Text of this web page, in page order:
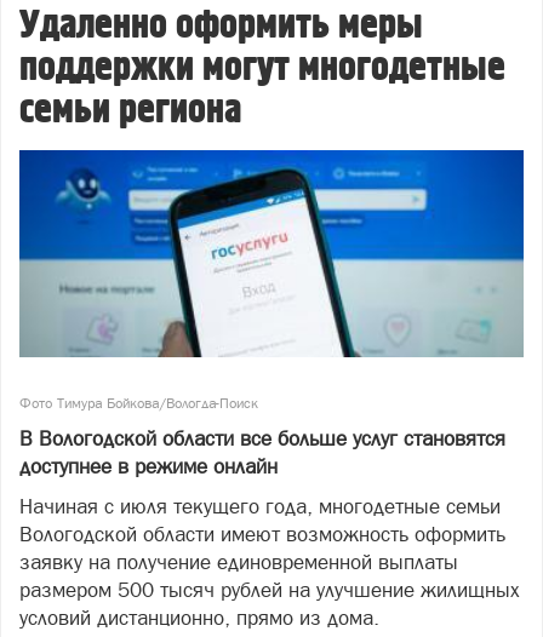
Удаленно оформить меры
поддержки могут многодетные
семьи региона
Фото Тимура Бойкова/Вологда-Поиск
В Вологодской области все больше услуг становятся
доступнее в режиме онлайн
Начиная с июля текущего года, многодетные семьи
Вологодской области имеют возможность оформить
заявку на получение единовременной выплаты
размером 500 тысяч рублей на улучшение жилищных
условий дистанционно, прямо из дома.